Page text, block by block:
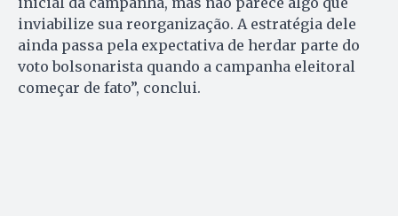
inviabilize sua reorganização. A estratégia dele
ainda passa pela expectativa de herdar parte do
voto bolsonarista quando a campanha eleitoral
começar de fato”, conclui.